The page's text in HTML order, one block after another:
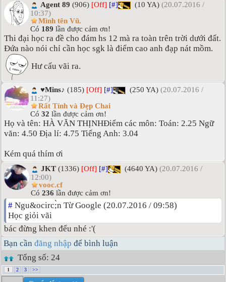
Agent 89 (906) [Off] [#] (10 YA) (20.07.2016 /
10:37)
Mình tên Vũ.
Có 189 lần được cảm ơn!
Thi đại học ra đề cho đám hs 12 mà ra toàn trên trời dưới đất.
Đứa nào nói chỉ cần học sgk là điểm cao anh đạp nát mồm.
Hư cấu vãi ra.
♥Mins♪ (185) [Off] [#] (250 YA) (20.07.2016 /
11:27)
Rất Tỉnh và Đẹp Chai
Có 32 lần được cảm ơn!
Họ và tên: HÀ VĂN THỊNHĐiểm các môn: Toán: 2.25 Ngữ
văn: 4.50 Địa lí: 4.75 Tiếng Anh: 3.04
Kém quá thím ơi
JKT (1336) [Off] [#] (4640 YA) (20.07.2016 /
12:00)
vooc.cf
Có 236 lần được cảm ơn!
# Ngu&ocirc;̀n Từ Google (20.07.2016 / 09:58)
Học giỏi vãi
bác đừng khen đểu nhé :'(
Bạn cần đăng nhập để bình luận
Tổng số: 24
1 2 3 >>